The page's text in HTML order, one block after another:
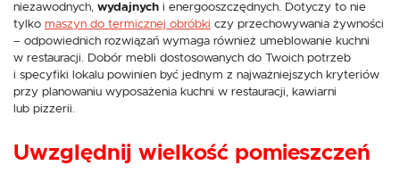
niezawodnych, wydajnych i energooszczędnych. Dotyczy to nie
tylko maszyn do termicznej obróbki czy przechowywania żywności
– odpowiednich rozwiązań wymaga również umeblowanie kuchni
w restauracji. Dobór mebli dostosowanych do Twoich potrzeb
i specyfiki lokalu powinien być jednym z najważniejszych kryteriów
przy planowaniu wyposażenia kuchni w restauracji, kawiarni
lub pizzerii.
Uwzględnij wielkość pomieszczeń